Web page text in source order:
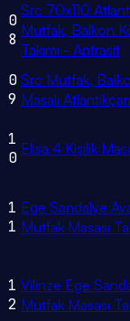
0
8
Src 70x110
Mutfak, Balkon
Takımı - Antrasit
0
9
Src Mutfak,
Masalı
1
0 Elısa 4 Kişilik
1
1
Ege Sandalye
Mutfak Masası
1
2
Vilinze Ege
Mutfak Masası